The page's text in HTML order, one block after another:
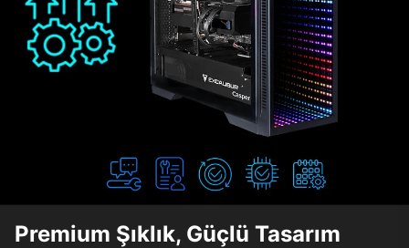
Premium Şıklık, Güçlü Tasarım